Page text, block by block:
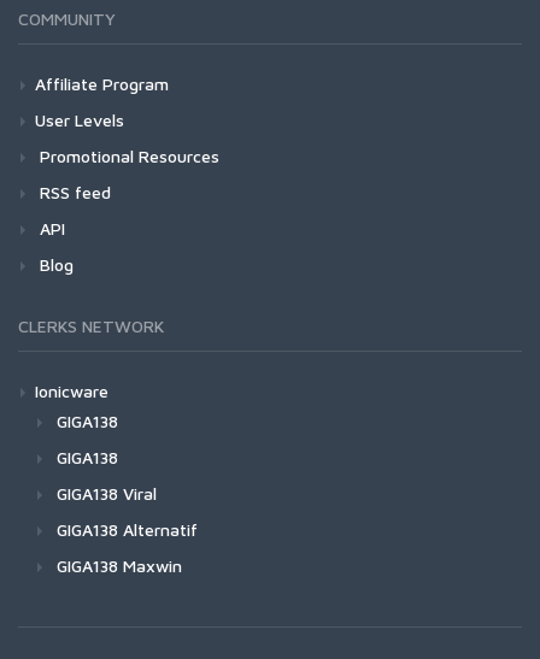
COMMUNITY
Affiliate Program
User Levels
Promotional Resources
RSS feed
API
Blog
CLERKS NETWORK
Ionicware
GIGA138
GIGA138
GIGA138 Viral
GIGA138 Alternatif
GIGA138 Maxwin